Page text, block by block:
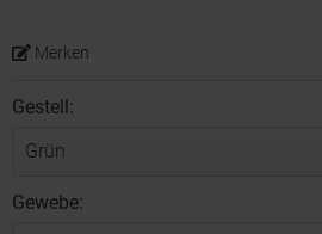
Merken
Gestell:
Gewebe: